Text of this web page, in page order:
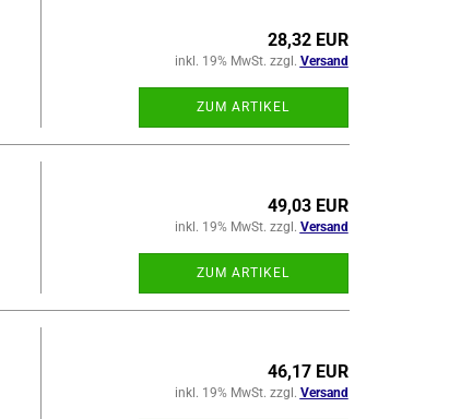
28,32 EUR
inkl. 19% MwSt. zzgl. Versand
ZUM ARTIKEL
49,03 EUR
inkl. 19% MwSt. zzgl. Versand
ZUM ARTIKEL
46,17 EUR
inkl. 19% MwSt. zzgl. Versand